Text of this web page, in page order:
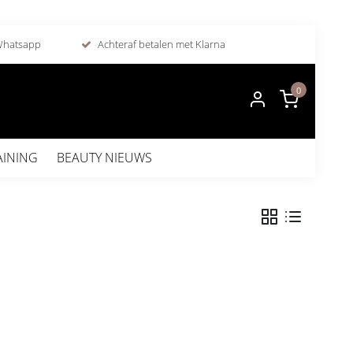
Achteraf betalen met Klarna
0
BEAUTY NIEUWS